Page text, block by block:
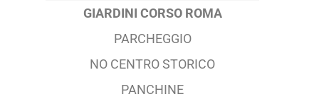
GIARDINI CORSO ROMA
PARCHEGGIO
NO CENTRO STORICO
PANCHINE